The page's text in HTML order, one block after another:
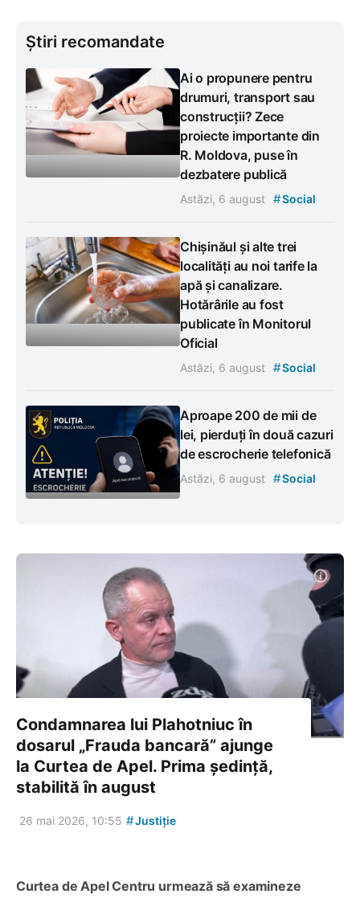
Știri recomandate
Ai o propunere pentru
drumuri, transport sau
construcții? Zece
proiecte importante din
R. Moldova, puse în
dezbatere publică
Astăzi, 6 august #Social
Chișinăul și alte trei
localități au noi tarife la
apă și canalizare.
Hotărârile au fost
publicate în Monitorul
Oficial
Astăzi, 6 august #Social
Aproape 200 de mii de
lei, pierduți în două cazuri
de escrocherie telefonică
Astăzi, 6 august #Social
Condamnarea lui Plahotniuc în
dosarul „Frauda bancară” ajunge
la Curtea de Apel. Prima ședință,
stabilită în august
26 mai 2026, 10:55 #Justiție
Curtea de Apel Centru urmează să examineze